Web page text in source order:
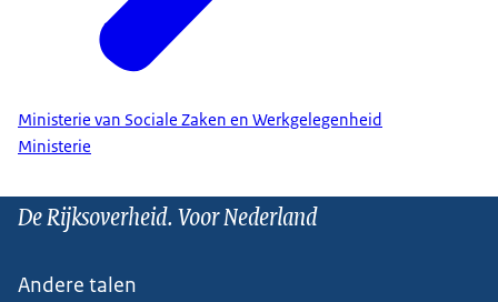
Ministerie van Sociale Zaken en Werkgelegenheid
Ministerie
De Rijksoverheid. Voor Nederland
Andere talen